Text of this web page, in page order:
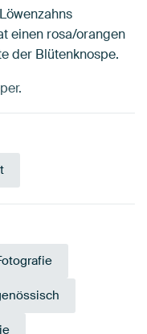
einen rosa/orangen
der Blütenknospe.